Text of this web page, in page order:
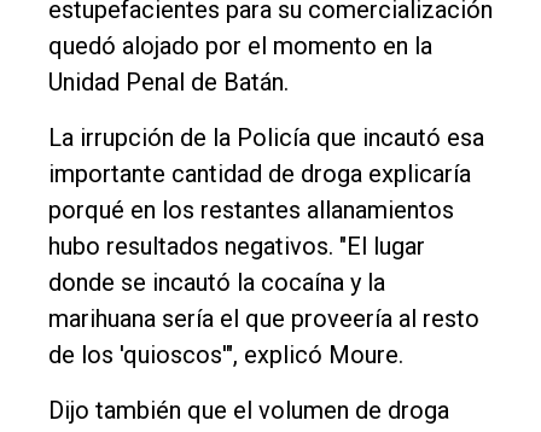
estupefacientes para su comercialización
quedó alojado por el momento en la
Unidad Penal de Batán.
La irrupción de la Policía que incautó esa
importante cantidad de droga explicaría
porqué en los restantes allanamientos
hubo resultados negativos. "El lugar
donde se incautó la cocaína y la
marihuana sería el que proveería al resto
de los 'quioscos'", explicó Moure.
Dijo también que el volumen de droga